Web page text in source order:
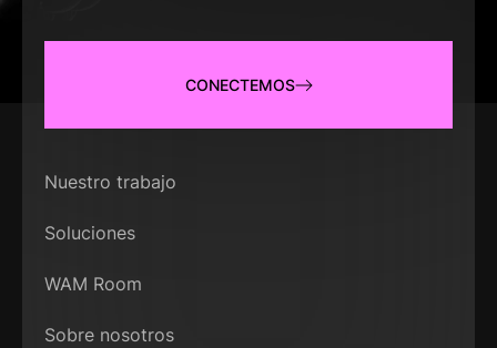
CONECTEMOS
Nuestro trabajo
Soluciones
WAM Room
Sobre nosotros